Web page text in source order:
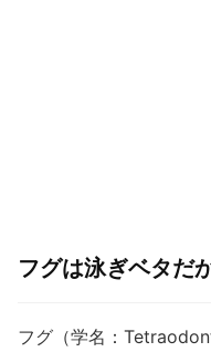
フグは泳ぎベタだ
フグ（学名：